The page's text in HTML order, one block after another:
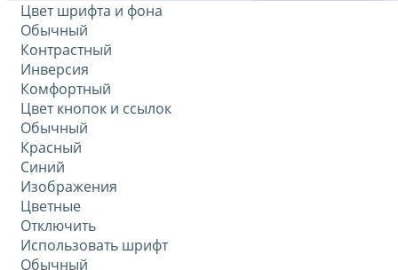
Цвет шрифта и фона
Обычный
Контрастный
Инверсия
Комфортный
Цвет кнопок и ссылок
Обычный
Красный
Синий
Изображения
Цветные
Отключить
Использовать шрифт
Обычный